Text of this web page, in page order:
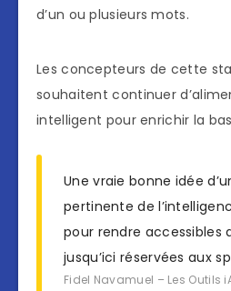
d’un ou plusieurs mots.
Les concepteurs de cette
souhaitent continuer
intelligent pour enrichir la
Une vraie bonne idée
pertinente de
pour rendre accessibles
jusqu’ici réservées aux
Fidel Navamuel – Les Outils